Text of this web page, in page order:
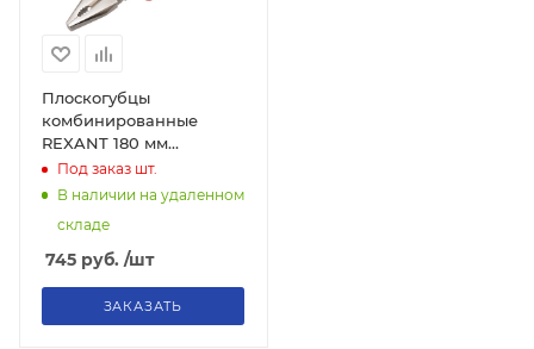
Плоскогубцы
комбинированные
REXANT 180 мм
никелированные,
двухкомпонентные
Под заказ шт.
В наличии на удаленном
складе
745 руб. /шт
ЗАКАЗАТЬ